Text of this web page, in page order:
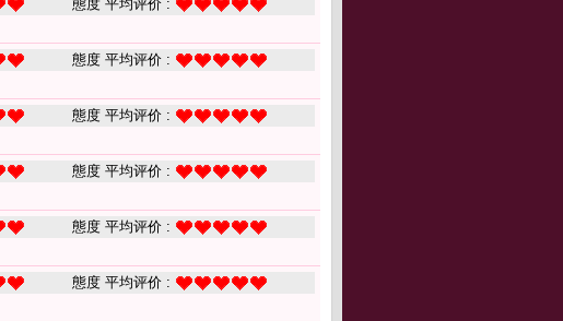
態度 平均评价 :
態度 平均评价 :
態度 平均评价 :
態度 平均评价 :
態度 平均评价 :
態度 平均评价 :